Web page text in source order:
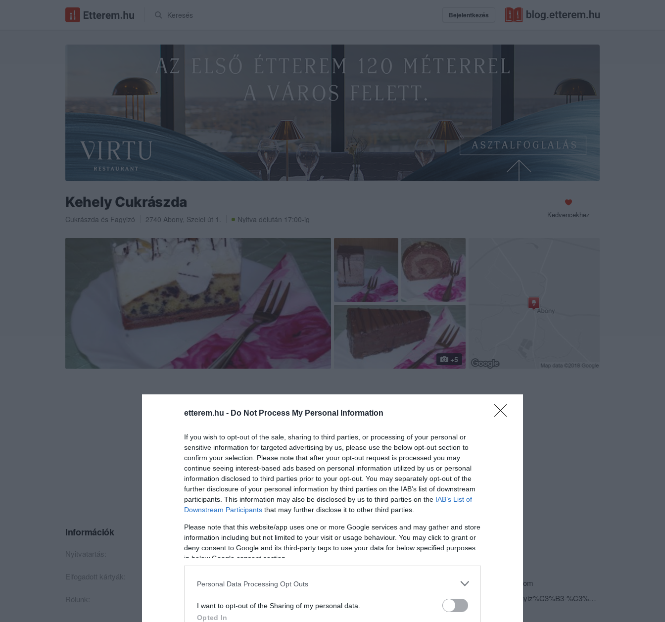
etterem.hu - Do Not Process My Personal Information
If you wish to opt-out of the sale, sharing to third parties, or processing of your personal or
sensitive information for targeted advertising by us, please use the below opt-out section to
confirm your selection. Please note that after your opt-out request is processed you may
continue seeing interest-based ads based on personal information utilized by us or personal
information disclosed to third parties prior to your opt-out. You may separately opt-out of the
further disclosure of your personal information by third parties on the IAB’s list of downstream
participants. This information may also be disclosed by us to third parties on the IAB’s List of
Downstream Participants that may further disclose it to other third parties.
Please note that this website/app uses one or more Google services and may gather and store
information including but not limited to your visit or usage behaviour. You may click to grant or
deny consent to Google and its third-party tags to use your data for below specified purposes
in below Google consent section.
Personal Data Processing Opt Outs
I want to opt-out of the Sharing of my personal data.
Opted In
Keresés Bejelentkezés
Kehely Cukrászda
Cukrászda és Fagyizó 2740 Abony, Szelei út 1. Nyitva délután 17:00-ig Kedvencekhez
+5
Információk
Nyitvatartás: Ma: 08:00 - 17:00 Mutass többet
Elfogadott kártyák:
Rólunk:
főzött fagyi különlegességek
Kapcsolat
2740 Abony, Szelei út 1.
+36 30 696 1105
palcsoandrasne@gmail.com
fb.com/pages/Kehely-Fagyiz%C3%B3-%C3%89S-Cukr%C3%A1szda/1399780126955997